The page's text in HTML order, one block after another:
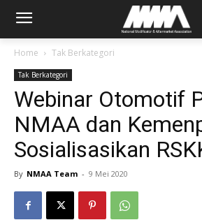
Home Tak Berkategori
Tak Berkategori
Webinar Otomotif
NMAA dan
Sosialisasikan
By NMAA Team - 9 Mei 2020